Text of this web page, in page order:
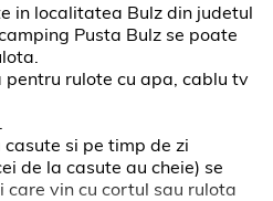
in localitatea Bulz din judetul
Pusta Bulz se poate
rulote cu apa, cablu tv
si pe timp de zi
de la casute au cheie) se
care vin cu cortul sau rulota